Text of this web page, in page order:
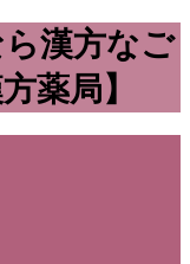
漢方なご
薬局】